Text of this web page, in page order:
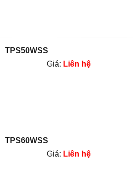
TPS50WSS
Giá: Liên hệ
TPS60WSS
Giá: Liên hệ